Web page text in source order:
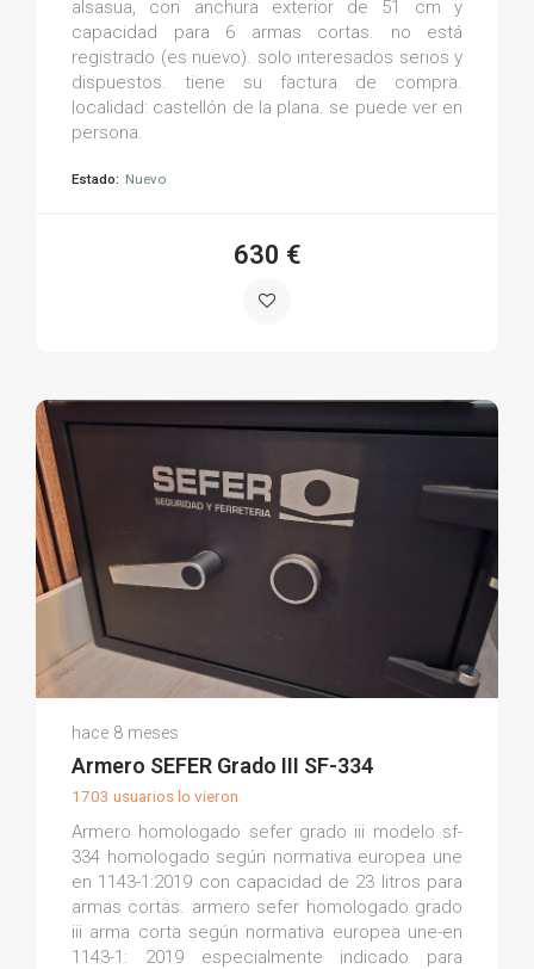
alsasua, con anchura exterior de 51 cm y
capacidad para 6 armas cortas. no está
registrado (es nuevo). solo interesados serios y
dispuestos. tiene su factura de compra.
localidad: castellón de la plana. se puede ver en
persona.
Estado: Nuevo
630 €
(0)
hace 8 meses
Armero SEFER Grado III SF-334
1703 usuarios lo vieron
Armero homologado sefer grado iii modelo sf-
334 homologado según normativa europea une
en 1143-1:2019 con capacidad de 23 litros para
armas cortas. armero sefer homologado grado
iii arma corta según normativa europea une-en
1143-1: 2019 especialmente indicado para